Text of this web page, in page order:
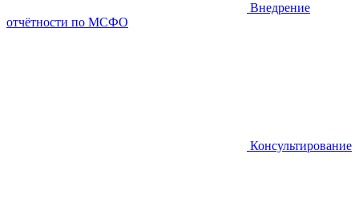
Внедрение
отчётности по МСФО
Консультирование